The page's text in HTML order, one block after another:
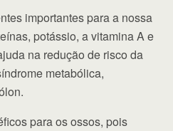
importantes para a nossa
potássio, a vitamina A e
na redução de risco da
metabólica,
para os ossos, pois